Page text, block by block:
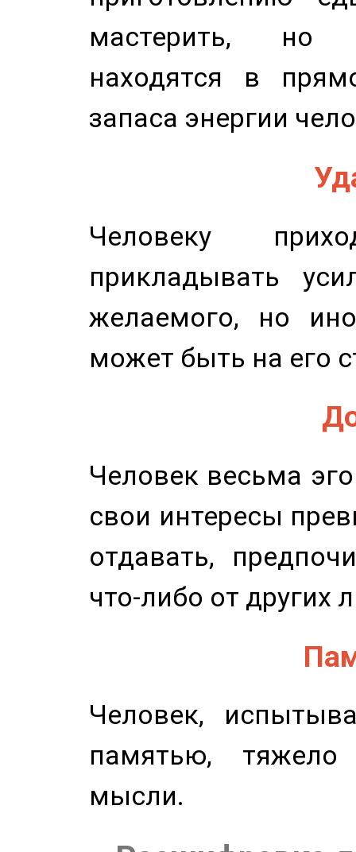
мастерить, но
находятся в
запаса энергии
Человеку
прикладывать
желаемого, но
может быть на его
Человек весьма
свои интересы
отдавать,
что-либо от других
Человек,
памятью,
мысли.